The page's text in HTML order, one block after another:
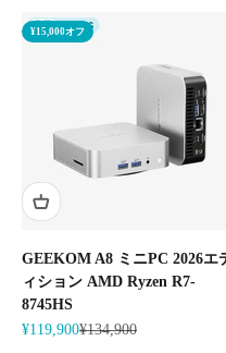
¥15,000オフ
GEEKOM A8 ミニPC 2026エ
ィション AMD Ryzen R7-
8745HS
セール価格
¥119,900通常価格
¥134,900